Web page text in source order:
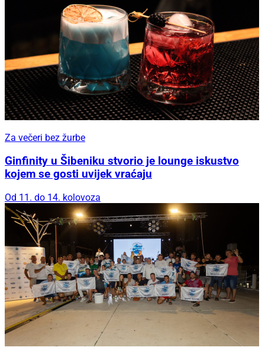
Za večeri bez žurbe
Ginfinity u Šibeniku stvorio je lounge iskustvo
kojem se gosti uvijek vraćaju
Od 11. do 14. kolovoza